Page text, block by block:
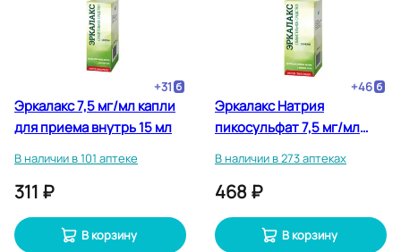
+31
Эркалакс 7,5 мг/мл капли
для приема внутрь 15 мл
В наличии в 101 аптеке
311 ₽
В корзину
+46
Эркалакс Натрия
пикосульфат 7,5 мг/мл
30 мл
В наличии в 273 аптеках
468 ₽
В корзину